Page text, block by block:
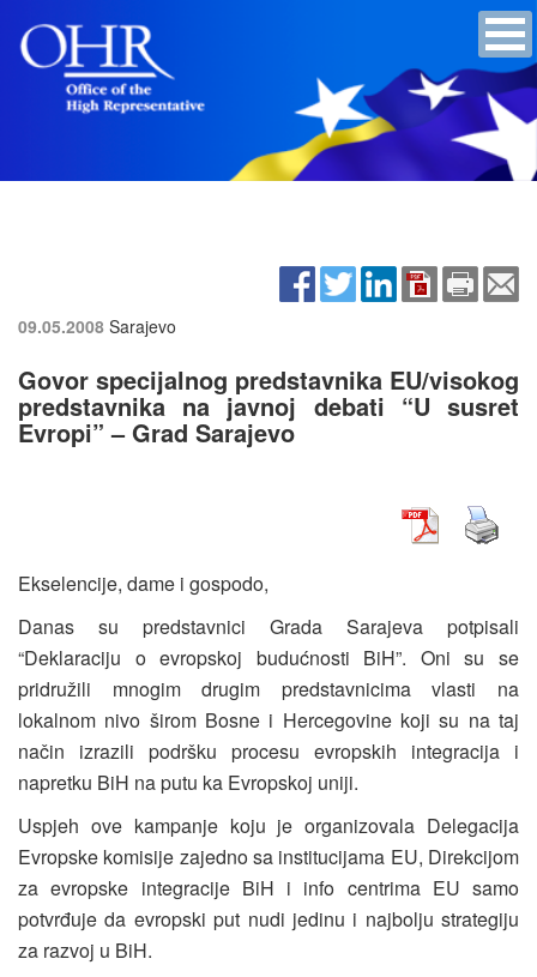
09.05.2008 Sarajevo
Govor specijalnog predstavnika EU/visokog
predstavnika na javnoj debati “U susret
Evropi” – Grad Sarajevo
Ekselencije, dame i gospodo,
Danas su predstavnici Grada Sarajeva potpisali
“Deklaraciju o evropskoj budućnosti BiH”. Oni su se
pridružili mnogim drugim predstavnicima vlasti na
lokalnom nivo širom Bosne i Hercegovine koji su na taj
način izrazili podršku procesu evropskih integracija i
napretku BiH na putu ka Evropskoj uniji.
Uspjeh ove kampanje koju je organizovala Delegacija
Evropske komisije zajedno sa institucijama EU, Direkcijom
za evropske integracije BiH i info centrima EU samo
potvrđuje da evropski put nudi jedinu i najbolju strategiju
za razvoj u BiH.